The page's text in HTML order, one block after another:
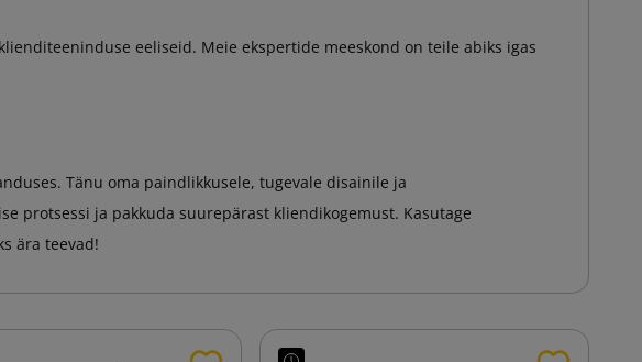
eeliseid. Meie ekspertide meeskond on teile abiks igas
Tänu oma paindlikkusele, tugevale disainile ja
protsessi ja pakkuda suurepärast kliendikogemust. Kasutage
ära teevad!